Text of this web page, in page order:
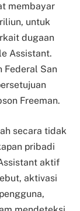
membayar
untuk
dugaan
Assistant.
Federal San
Freeman.
secara tidak
pribadi
aktif
aktivasi